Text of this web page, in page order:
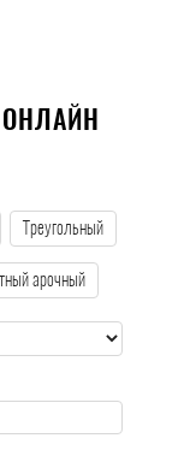
Треугольный
арочный